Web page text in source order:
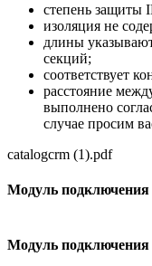
степень защиты
изоляция не
длины
секций;
соответствует
расстояние
выполнено
случае просим
catalogcrm (1).pdf
Модуль
Модуль